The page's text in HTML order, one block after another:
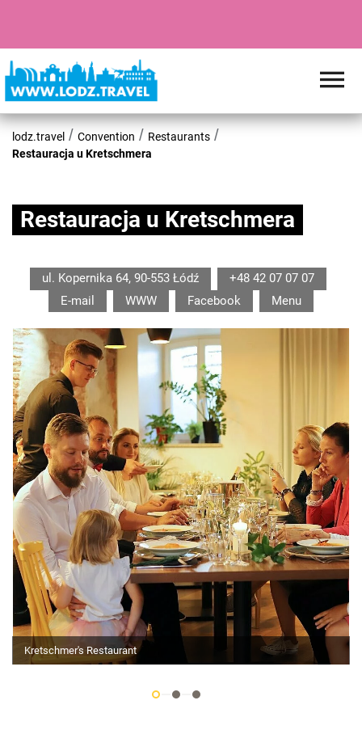
lodz.travel Convention
Restaurants
Restauracja u Kretschmera
Restauracja u Kretschmera
ul. Kopernika 64, 90-553 Łódź
+48 42 07 07 07
E-mail
WWW Facebook Menu
Kretschmer's Restaurant